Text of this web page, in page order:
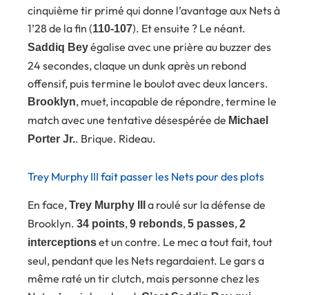
cinquième tir primé qui donne l’avantage aux Nets à
1’28 de la fin (110-107). Et ensuite ? Le néant.
Saddiq Beyégalise avec une prière au buzzer des
24 secondes, claque un dunk après un rebond
offensif, puis termine le boulot avec deux lancers.
Brooklyn, muet, incapable de répondre, termine le
match avec une tentative désespérée de Michael
Porter Jr.. Brique. Rideau.
Trey Murphy III fait passer les Nets pour des plots
En face,Trey Murphy III
a roulé sur la défense de
Brooklyn. 34 points,9 rebonds,5 passes,2
interceptionset un contre. Le mec a tout fait, tout
seul, pendant que les Nets regardaient. Le gars a
même raté un tir clutch, mais personne chez les